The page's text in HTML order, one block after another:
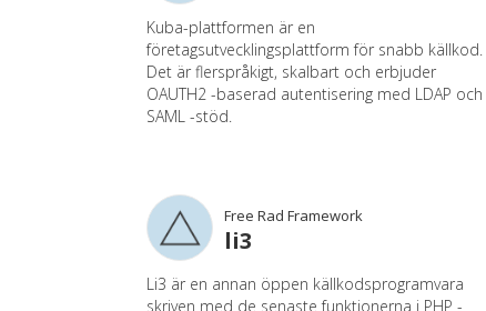
Kuba-plattformen är en
företagsutvecklingsplattform för snabb källkod.
Det är flerspråkigt, skalbart och erbjuder
OAUTH2 -baserad autentisering med LDAP och
SAML -stöd.
Free Rad Framework
li3
Li3 är en annan öppen källkodsprogramvara
skriven med de senaste funktionerna i PHP -